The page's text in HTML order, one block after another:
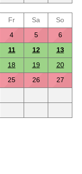
Fr Sa
So
4 5
6
11 12
13
18 19
20
25 26
27